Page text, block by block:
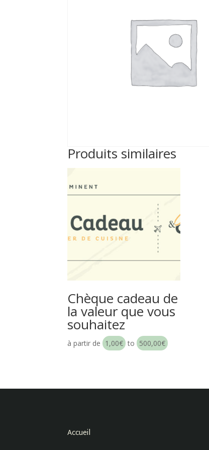
Produits similaires
Chèque cadeau de
la valeur que vous
souhaitez
à partir de 1,00€ to 500,00€
Accueil